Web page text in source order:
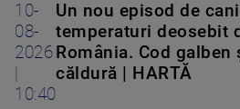
10-
08-
2026
10:40
Un nou episod de
temperaturi deosebit
România. Cod
căldură | HARTĂ